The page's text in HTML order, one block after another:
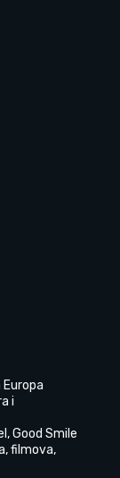
i
Good Smile
filmova,